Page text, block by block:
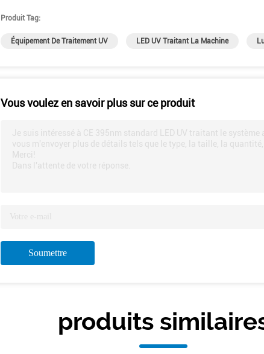
Produit Tag:
Équipement De Traitement UV LED UV Traitant La Machine
Vous voulez en savoir plus sur ce produit
Je suis intéressé à CE 395nm standard LED UV traitant le
vous m'envoyer plus de détails tels que le type, la taille, la quantité,
Merci!
Dans l'attente de votre réponse.
Soumettre
produits